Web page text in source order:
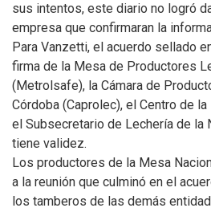
sus intentos, este diario no logró
empresa que confirmaran la
Para Vanzetti, el acuerdo sellado
firma de la Mesa de Productores
(Metrolsafe), la Cámara de
Córdoba (Caprolec), el Centro de
el Subsecretario de Lechería de la
tiene validez.
Los productores de la Mesa
a la reunión que culminó en el
los tamberos de las demás